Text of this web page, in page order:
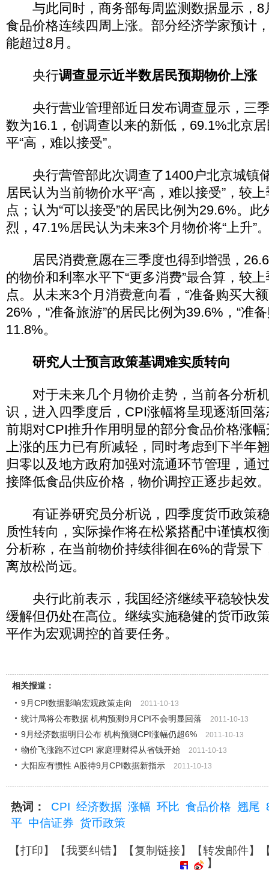
与此同时，商务部每周监测数据显示，8
食品价格连续四周上涨。部分经济学家预计
能超过8月。
央行调查显示近半数居民预期物价上涨
央行营业管理部近日发布调查显示，三
数为16.1，创调查以来的新低，69.1%北京
平“高，难以接受”。
央行营管部此次调查了1400户北京城镇
居民认为当前物价水平“高，难以接受”，较
点；认为“可以接受”的居民比例为29.6%。
烈，47.1%居民认为未来3个月物价将“上升”
居民消费意愿在三季度也得到增强，
的物价和利率水平下“更多消费”最合算，较
点。从未来3个月消费意向看，“准备购买大
26%，“准备旅游”的居民比例为39.6%，“准
11.8%。
研究人士预言政策基调难实质转向
对于未来几个月物价走势，当前各分析
识，进入四季度后，CPI涨幅将呈现逐渐回
前期对CPI推升作用明显的部分食品价格涨
上涨的压力已有所减轻，同时考虑到下半年
归零以及地方政府加强对流通环节管理，通
接降低食品供应价格，物价调控正逐步起效
有证券研究员分析说，四季度货币政策
质性转向，实际操作将在松紧搭配中谨慎权
分析称，在当前物价持续徘徊在6%的背景下
离放松尚远。
央行此前表示，我国经济继续平稳较快
缓解但仍处在高位。继续实施稳健的货币政
平作为宏观调控的首要任务。
相关报道：
9月CPI数据影响宏观政策走向
2011-10-13
统计局将公布数据 机构预测9月CPI不会明显回落 2011-10-13
9月经济数据明日公布 机构预测CPI涨幅仍超6% 2011-10-13
物价飞涨跑不过CPI 家庭理财得从省钱开始 2011-10-13
大阳应有惯性 A股待9月CPI数据新指示 2011-10-13
热词： CPI 经济数据 涨幅 环比 食品价格 翘尾
平 中信证券 货币政策
【打印】【我要纠错】【复制链接】【转发邮件】
】